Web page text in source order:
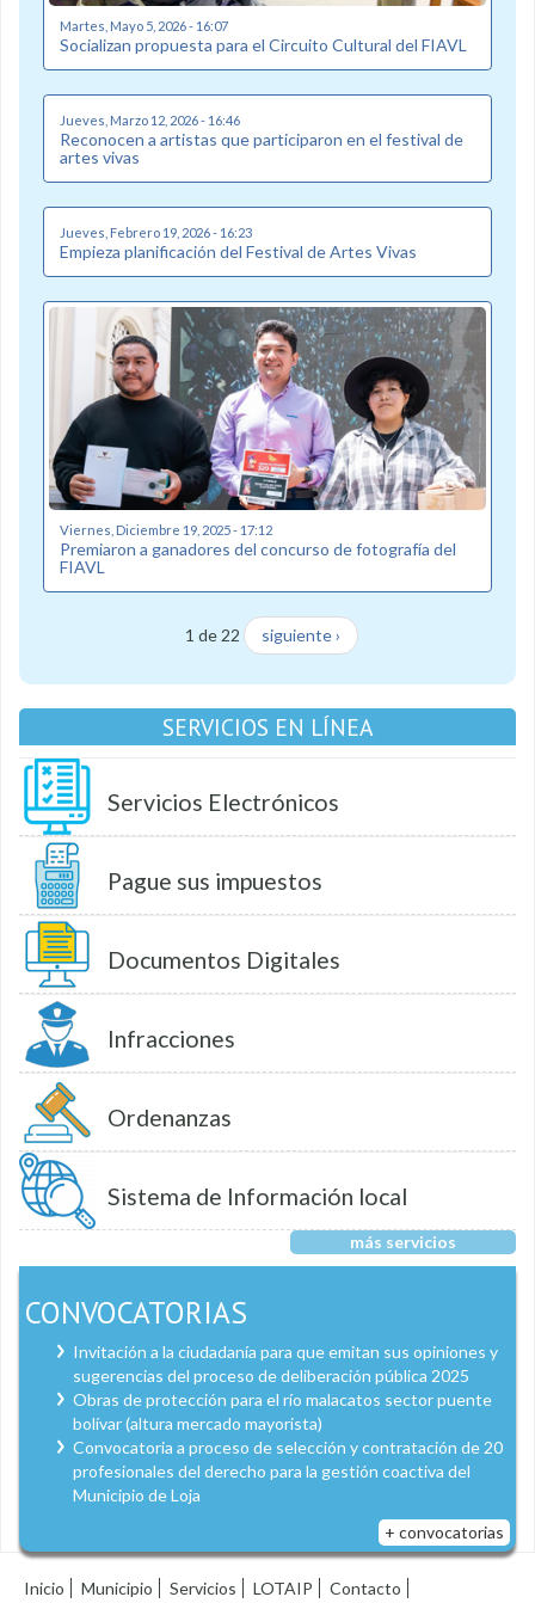
Martes, Mayo 5, 2026 - 16:07
Socializan propuesta para el Circuito Cultural del FIAVL
Jueves, Marzo 12, 2026 - 16:46
Reconocen a artistas que participaron en el festival de
artes vivas
Jueves, Febrero 19, 2026 - 16:23
Empieza planificación del Festival de Artes Vivas
Viernes, Diciembre 19, 2025 - 17:12
Premiaron a ganadores del concurso de fotografía del
FIAVL
1 de 22 siguiente ›
SERVICIOS EN LÍNEA
Servicios Electrónicos
Pague sus impuestos
Documentos Digitales
Infracciones
Ordenanzas
Sistema de Información local
más servicios
CONVOCATORIAS
Invitación a la ciudadanía para que emitan sus opiniones y
sugerencias del proceso de deliberación pública 2025
Obras de protección para el río malacatos sector puente
bolívar (altura mercado mayorista)
Convocatoria a proceso de selección y contratación de 20
profesionales del derecho para la gestión coactiva del
Municipio de Loja
+ convocatorias
Inicio Municipio Servicios LOTAIP Contacto